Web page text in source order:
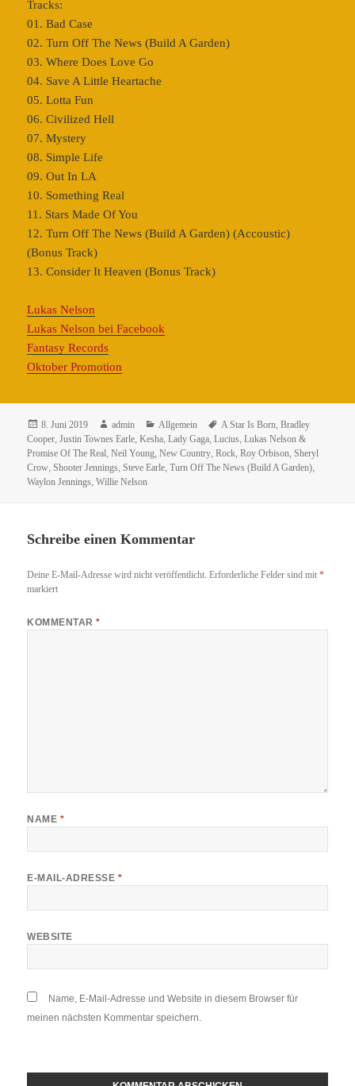
Tracks:
01. Bad Case
02. Turn Off The News (Build A Garden)
03. Where Does Love Go
04. Save A Little Heartache
05. Lotta Fun
06. Civilized Hell
07. Mystery
08. Simple Life
09. Out In LA
10. Something Real
11. Stars Made Of You
12. Turn Off The News (Build A Garden) (Accoustic)
(Bonus Track)
13. Consider It Heaven (Bonus Track)
Lukas Nelson
Lukas Nelson bei Facebook
Fantasy Records
Oktober Promotion
Veröffentlicht
am
8. Juni 2019 Autor
admin Kategorien
Allgemein Schlagwörter
A Star Is Born ,Bradley
Cooper ,Justin Townes Earle ,Kesha ,Lady Gaga ,Lucius ,Lukas Nelson &
Promise Of The Real ,Neil Young ,New Country ,Rock ,Roy Orbison ,Sheryl
Crow ,Shooter Jennings ,Steve Earle ,Turn Off The News (Build A Garden)
Waylon Jennings ,Willie Nelson
Schreibe einen Kommentar
Deine E-Mail-Adresse wird nicht veröffentlicht. Erforderliche Felder sind mit*
markiert
KOMMENTAR*
NAME *
E-MAIL-ADRESSE *
WEBSITE
Name, E-Mail-Adresse und Website in diesem Browser für
meinen nächsten Kommentar speichern.